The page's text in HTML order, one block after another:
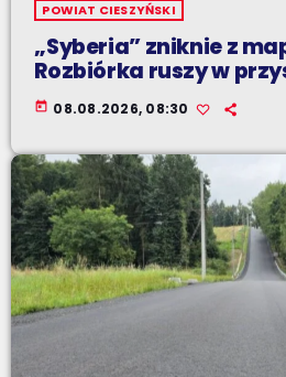
POWIAT CIESZYŃSKI
„Syberia” zniknie z
Rozbiórka ruszy w
today 08.08.2026, 08:30